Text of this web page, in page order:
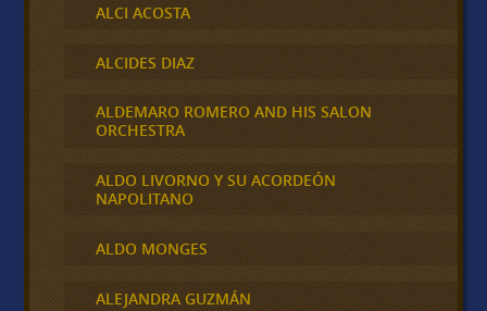
ALCI ACOSTA
ALCIDES DIAZ
ALDEMARO ROMERO AND HIS SALON
ORCHESTRA
ALDO LIVORNO Y SU ACORDEÓN
NAPOLITANO
ALDO MONGES
ALEJANDRA GUZMÁN